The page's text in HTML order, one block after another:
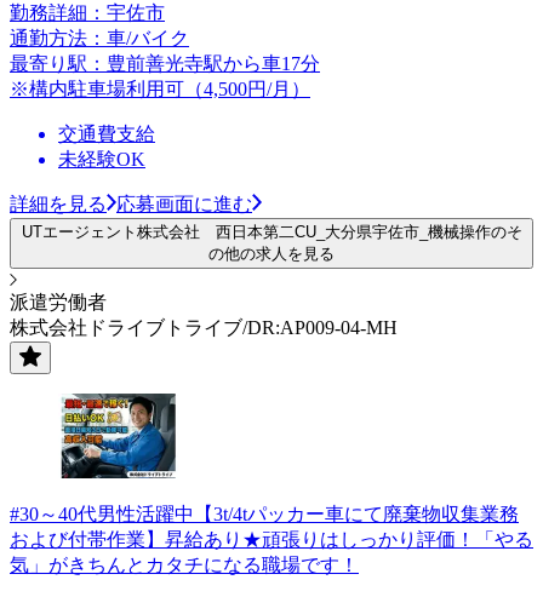
勤務詳細：宇佐市
通勤方法：車/バイク
最寄り駅：豊前善光寺駅から車17分
※構内駐車場利用可（4,500円/月）
交通費支給
未経験OK
詳細を見る 応募画面に進む
UTエージェント株式会社 西日本第二CU_大分県宇佐市_機械操作のそ
の他の求人を見る
派遣労働者
株式会社ドライブトライブ/DR:AP009-04-MH
#30～40代男性活躍中【3t/4tパッカー車にて廃棄物収集業務
および付帯作業】昇給あり★頑張りはしっかり評価！「やる
気」がきちんとカタチになる職場です！